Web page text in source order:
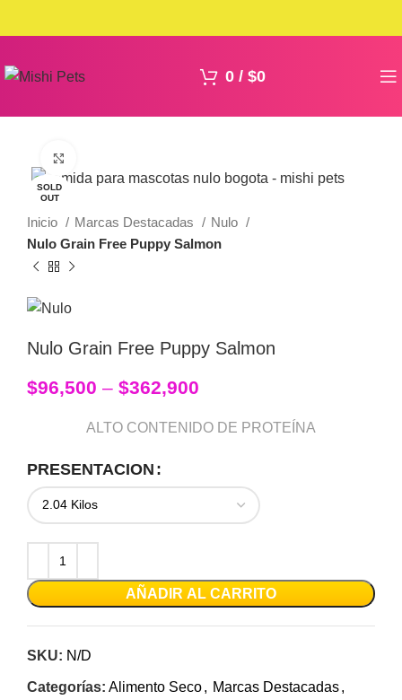
0 / $0
SOLD
OUT
Inicio Marcas Destacadas
Nulo
Nulo Grain Free Puppy Salmon
Nulo Grain Free Puppy Salmon
$96,500 – $362,900
ALTO CONTENIDO DE PROTEÍNA
PRESENTACION
AÑADIR AL CARRITO
SKU: N/D
Categorías: Alimento Seco, Marcas Destacadas,